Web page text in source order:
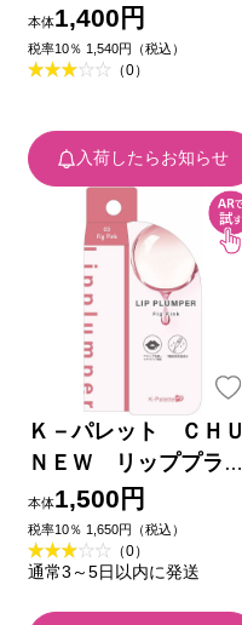
かならぼ
本体1,400円
税率10％ 1,540円（税込）
（0）
入荷したらお知らせ
Ｋ－パレット ＣＨＵ
ＮＥＷ リッププラン
パー ０３ ＿ クオレ
本体1,500円
税率10％ 1,650円（税込）
（0）
通常3～5日以内に発送